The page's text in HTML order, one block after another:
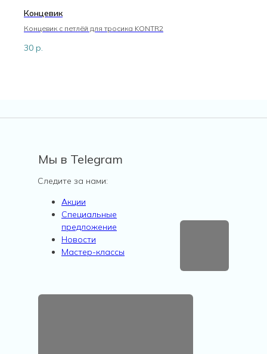
Концевик
Концевик с петлёй для тросика KONTR2
30 р.
Следите за нами:
Акции
Специальные
предложение
Новости
Мастер-классы
Мы в Telegram